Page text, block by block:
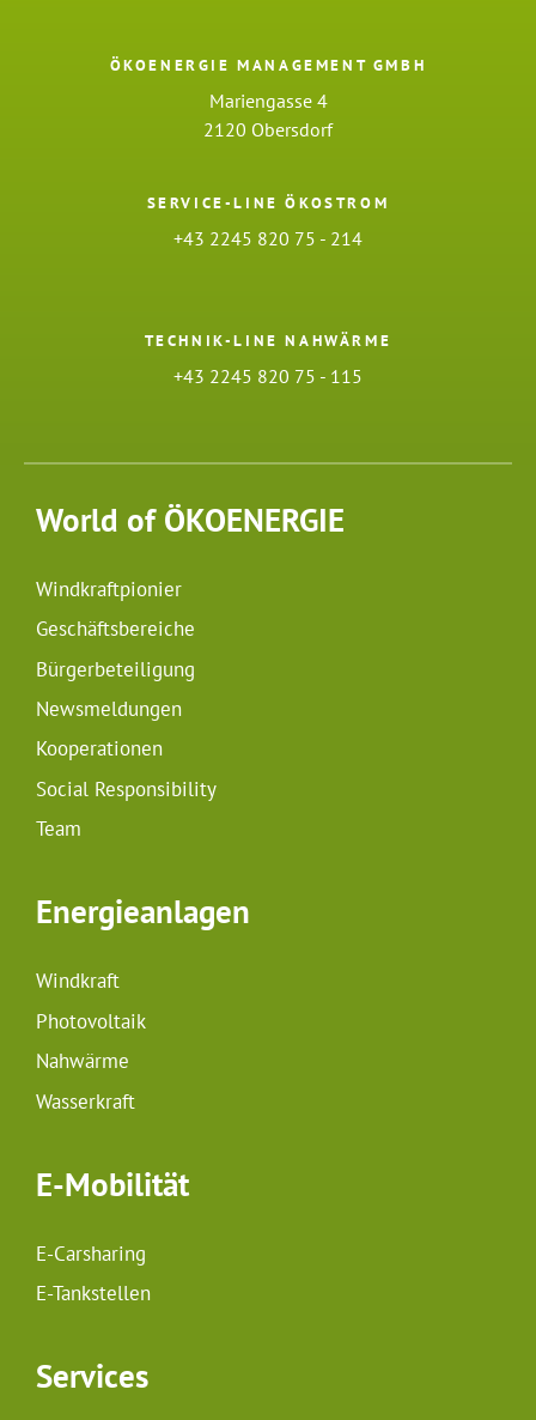
ÖKOENERGIE MANAGEMENT GMBH
Mariengasse 4
2120 Obersdorf
SERVICE-LINE ÖKOSTROM
+43 2245 820 75 - 214
TECHNIK-LINE NAHWÄRME
+43 2245 820 75 - 115
World of ÖKOENERGIE
Windkraftpionier
Geschäftsbereiche
Bürgerbeteiligung
Newsmeldungen
Kooperationen
Social Responsibility
Team
Energieanlagen
Windkraft
Photovoltaik
Nahwärme
Wasserkraft
E-Mobilität
E-Carsharing
E-Tankstellen
Services